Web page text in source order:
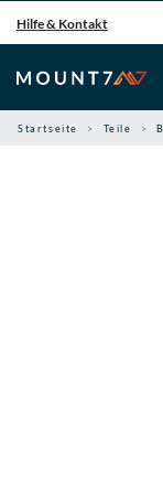
Inhalt
springen
Hilfe & Kontakt
Startseite Teile